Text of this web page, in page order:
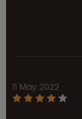
11 May 2022